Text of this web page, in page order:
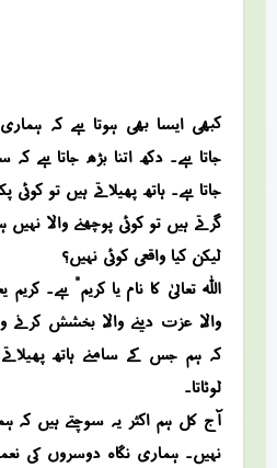
کبھی ایسا بھی ہوتا ہے کہ
جاتا ہے۔ دکھ اتنا بڑھ جاتا ہے
جاتا ہے۔ ہاتھ پھیلاتے ہیں تو کوئی
گرتے ہیں تو کوئی پوچھنے والا نہیں
لیکن کیا واقعی کوئی نہیں؟
اللہ تعالیٰ کا نام “یا کریم” ہے۔
والا، عزت دینے والا، بخشش کرنے
کہ ہم جس کے سامنے ہاتھ
لوٹاتا۔
آج کل ہم اکثر یہ سوچتے ہیں کہ
نہیں۔ ہماری نگاہ دوسروں کی